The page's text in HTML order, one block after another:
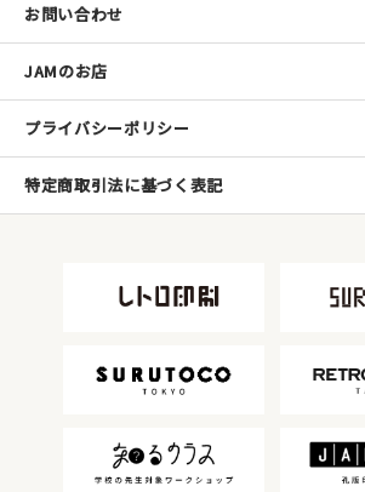
お問い合わせ
JAMのお店
プライバシーポリシー
特定商取引法に基づく表記